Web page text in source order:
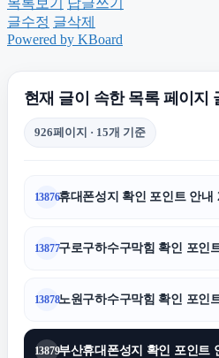
목록보기
답글쓰기
글수정 글삭제
Powered by KBoard
현재 글이 속한 목록 페이지
926페이지 · 15개 기준
13876휴대폰성지 확인 포인트 안내
13877구로구하수구막힘 확인 포인
13878노원구하수구막힘 확인 포인
13879